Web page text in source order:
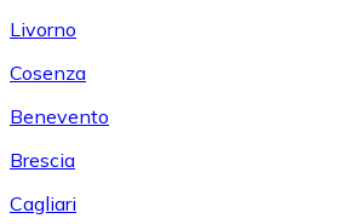
Livorno
Cosenza
Benevento
Brescia
Cagliari